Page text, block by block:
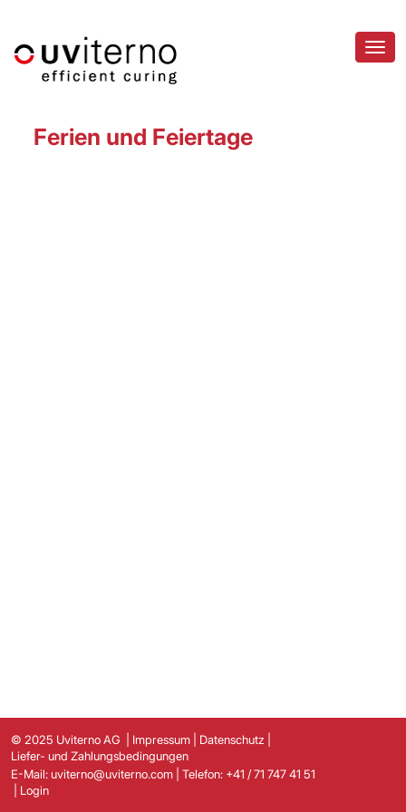
Ferien und Feiertage
© 2025 Uviterno AG Impressum Datenschutz
Liefer- und Zahlungsbedingungen
E-Mail: uviterno@uviterno.com | Telefon: +41 / 71 747 41 51
Login